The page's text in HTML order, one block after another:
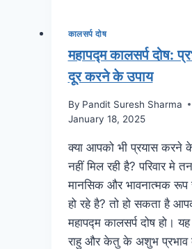
कालसर्प दोष
महापद्म कालसर्प दोष:
दूर करने के उपाय
By Pandit Suresh Sharma
January 18, 2025
क्या आपको भी प्रयास करने
नहीं मिल रही है? परिवार मे
मानसिक और भावनात्मक
हो रहे है? तो हो सकता है
महापद्म कालसर्प दोष हो।
राहु और केतु के अशुभ प्रभाव